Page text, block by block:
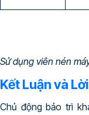
Sử dụng viên nén
Kết Luận và
Chủ động bảo trì